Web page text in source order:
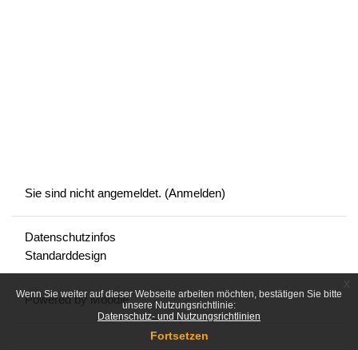
Wenn Sie weiter auf dieser Webseite arbeiten möchten, bestätigen Sie bitte
unsere Nutzungsrichtlinie:
Datenschutz- und Nutzungsrichtlinien
Fortsetzen
x
Sie sind nicht angemeldet. (Anmelden)
Datenschutzinfos
Standarddesign
Powered byMoodle